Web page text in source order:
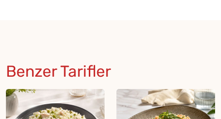
Benzer Tarifler